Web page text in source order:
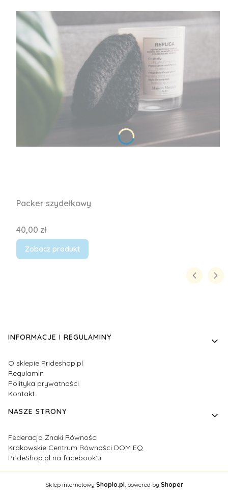
Packer szydełkowy
Cena
40,00 zł
Zobacz produkt
Linki w stopce
INFORMACJE I REGULAMINY
O sklepie Prideshop.pl
Regulamin
Polityka prywatności
Kontakt
NASZE STRONY
Federacja Znaki Równości
Krakowskie Centrum Równości DOM EQ
PrideShop.pl na facebook'u
Sklep internetowy Shoplo.pl, powered by Shoper